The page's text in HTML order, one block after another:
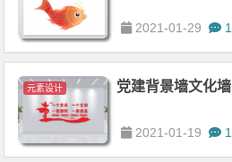
2021-01-29 1
元素设计 党建背景墙文化墙
2021-01-19 1